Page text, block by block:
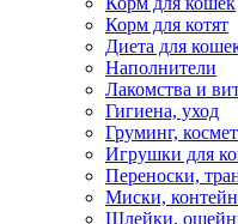
Корм для котят
Диета для
Наполнители
Лакомства и
Гигиена, уход
Груминг,
Игрушки для
Переноски,
Миски,
Шлейки,